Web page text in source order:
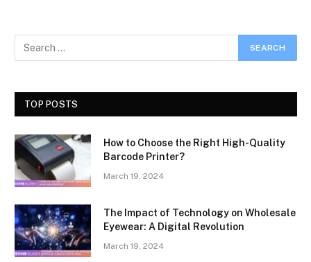
TOP POSTS
How to Choose the Right High-Quality
Barcode Printer?
March 19, 2024
The Impact of Technology on Wholesale
Eyewear: A Digital Revolution
March 19, 2024